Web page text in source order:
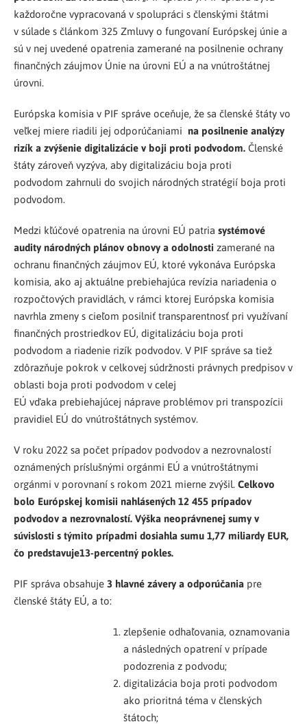
každoročne vypracovaná v spolupráci s členskými štátmi
v súlade s článkom 325 Zmluvy o fungovaní Európskej únie a
sú v nej uvedené opatrenia zamerané na posilnenie ochrany
finančných záujmov Únie na úrovni EÚ a na vnútroštátnej
úrovni.
Európska komisia v PIF správe oceňuje, že sa členské štáty vo
veľkej miere riadili jej odporúčaniami na posilnenie analýzy
rizík a zvýšenie digitalizácie v boji proti podvodom. Členské
štáty zároveň vyzýva, aby digitalizáciu boja proti
podvodom zahrnuli do svojich národných stratégií boja proti
podvodom.
Medzi kľúčové opatrenia na úrovni EÚ patria systémové
audity národných plánov obnovy a odolnosti zamerané na
ochranu finančných záujmov EÚ, ktoré vykonáva Európska
komisia, ako aj aktuálne prebiehajúca revízia nariadenia o
rozpočtových pravidlách, v rámci ktorej Európska komisia
navrhla zmeny s cieľom posilniť transparentnosť pri využívaní
finančných prostriedkov EÚ, digitalizáciu boja proti
podvodom a riadenie rizík podvodov. V PIF správe sa tiež
zdôrazňuje pokrok v celkovej súdržnosti právnych predpisov v
oblasti boja proti podvodom v celej
EÚ vďaka prebiehajúcej náprave problémov pri transpozícii
pravidiel EÚ do vnútroštátnych systémov.
V roku 2022 sa počet prípadov podvodov a nezrovnalostí
oznámených príslušnými orgánmi EÚ a vnútroštátnymi
orgánmi v porovnaní s rokom 2021 mierne zvýšil. Celkovo
bolo Európskej komisii nahlásených 12 455 prípadov
podvodov a nezrovnalostí. Výška neoprávnenej sumy v
súvislosti s týmito prípadmi dosiahla sumu 1,77 miliardy EUR,
čo predstavuje13-percentný pokles.
PIF správa obsahuje 3 hlavné závery a odporúčania pre
členské štáty EÚ, a to:
zlepšenie odhaľovania, oznamovania
a následných opatrení v prípade
podozrenia z podvodu;
digitalizácia boja proti podvodom
ako prioritná téma v členských
štátoch;